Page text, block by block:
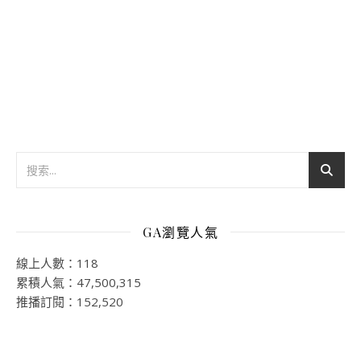
GA瀏覽人氣
線上人數：118
累積人氣：47,500,315
推播訂閱：152,520